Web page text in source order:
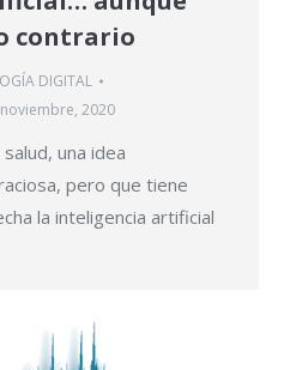
contrario
DIGITAL
2020
una idea
pero que tiene
la inteligencia artificial